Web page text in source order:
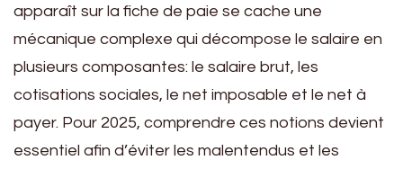
apparaît sur la fiche de paie se cache une
mécanique complexe qui décompose le salaire en
plusieurs composantes: le salaire brut, les
cotisations sociales, le net imposable et le net à
payer. Pour 2025, comprendre ces notions devient
essentiel afin d’éviter les malentendus et les